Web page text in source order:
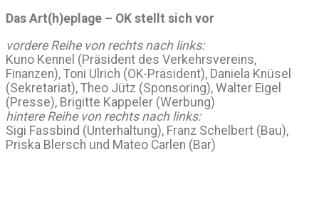
Das Art(h)eplage – OK stellt sich vor
vordere Reihe von rechts nach links:
Kuno Kennel (Präsident des Verkehrsvereins,
Finanzen), Toni Ulrich (OK-Präsident), Daniela Knüsel
(Sekretariat), Theo Jütz (Sponsoring), Walter Eigel
(Presse), Brigitte Kappeler (Werbung)
hintere Reihe von rechts nach links:
Sigi Fassbind (Unterhaltung), Franz Schelbert (Bau),
Priska Blersch und Mateo Carlen (Bar)